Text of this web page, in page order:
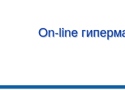
On-line